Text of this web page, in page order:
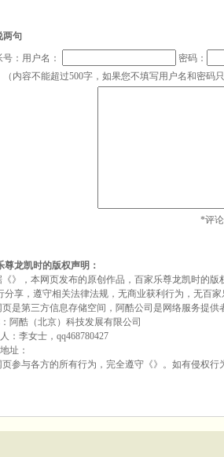
花开祁连山
两句
号：用户名：
密码：
（内容不能超过500字，如果您不填写用户名和密码
*评
尊龙凯时的版权声明：
《》，本网页发布的原创作品，百家乐尊龙凯时的
分享，遵守相关法律法规，无商业获利行为，无百家
页是第三方信息存储空间，阿酷公司是网络服务提
阿酷（北京）科技发展有限公司
：李女士，qq468780427
址：
页参与各方的所有行为，完全遵守《》。如有侵权